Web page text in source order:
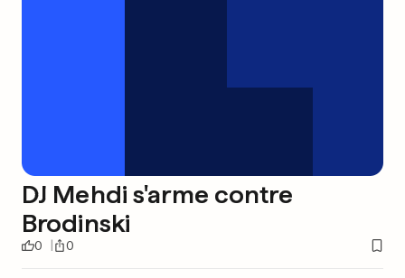
DJ Mehdi s'arme contre
Brodinski
0 0